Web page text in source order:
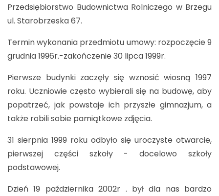
Przedsiębiorstwo Budownictwa Rolniczego w Brzegu
ul. Starobrzeska 67.
Termin wykonania przedmiotu umowy: rozpoczęcie 9
grudnia 1996r.-zakończenie 30 lipca 1999r.
Pierwsze budynki zaczęły się wznosić wiosną 1997
roku. Uczniowie często wybierali się na budowę, aby
popatrzeć, jak powstaje ich przyszłe gimnazjum, a
także robili sobie pamiątkowe zdjęcia.
31 sierpnia 1999 roku odbyło się uroczyste otwarcie,
pierwszej części szkoły - docelowo szkoły
podstawowej.
Dzień 19 października 2002r . był dla nas bardzo